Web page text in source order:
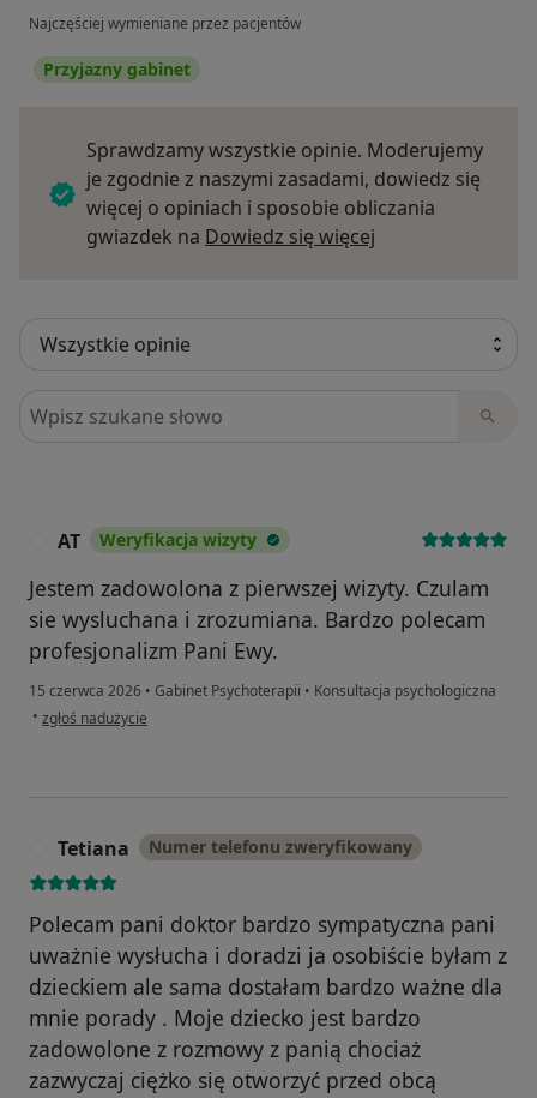
Najczęściej wymieniane przez pacjentów
Przyjazny gabinet
Sprawdzamy wszystkie opinie. Moderujemy
je zgodnie z naszymi zasadami, dowiedz się
więcej o opiniach i sposobie obliczania
gwiazdek na Dowiedz się więcej
Szukaj w opiniach
AT Weryfikacja wizyty
Jestem zadowolona z pierwszej wizyty. Czulam
sie wysluchana i zrozumiana. Bardzo polecam
profesjonalizm Pani Ewy.
15 czerwca 2026 • Gabinet Psychoterapii • Konsultacja psychologiczna
• w opinii użytkownika AT
zgłoś nadużycie
Tetiana Numer telefonu zweryfikowany
Polecam pani doktor bardzo sympatyczna pani
uważnie wysłucha i doradzi ja osobiście byłam z
dzieckiem ale sama dostałam bardzo ważne dla
mnie porady . Moje dziecko jest bardzo
zadowolone z rozmowy z panią chociaż
zazwyczaj ciężko się otworzyć przed obcą